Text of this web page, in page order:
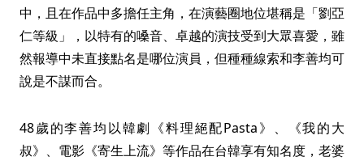
中，且在作品中多擔任主角，在演藝圈地位堪稱是「劉亞
仁等級」，以特有的嗓音、卓越的演技受到大眾喜愛，雖
然報導中未直接點名是哪位演員，但種種線索和李善均可
說是不謀而合。
48歲的李善均以韓劇《料理絕配Pasta》、《我的大
叔》、電影《寄生上流》等作品在台韓享有知名度，老婆